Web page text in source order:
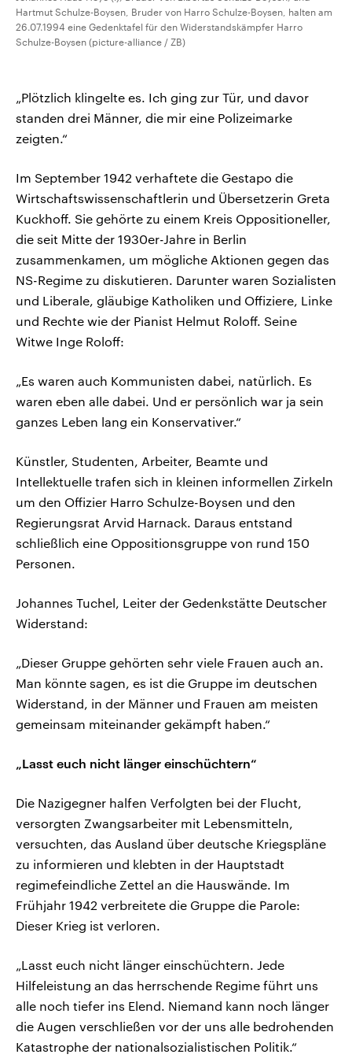
Hartmut Schulze-Boysen, Bruder von Harro Schulze-Boysen, halten am
26.07.1994 eine Gedenktafel für den Widerstandskämpfer Harro
Schulze-Boysen (picture-alliance / ZB)
„Plötzlich klingelte es. Ich ging zur Tür, und davor
standen drei Männer, die mir eine Polizeimarke
zeigten.“
Im September 1942 verhaftete die Gestapo die
Wirtschaftswissenschaftlerin und Übersetzerin Greta
Kuckhoff. Sie gehörte zu einem Kreis Oppositioneller,
die seit Mitte der 1930er-Jahre in Berlin
zusammenkamen, um mögliche Aktionen gegen das
NS-Regime zu diskutieren. Darunter waren Sozialisten
und Liberale, gläubige Katholiken und Offiziere, Linke
und Rechte wie der Pianist Helmut Roloff. Seine
Witwe Inge Roloff:
„Es waren auch Kommunisten dabei, natürlich. Es
waren eben alle dabei. Und er persönlich war ja sein
ganzes Leben lang ein Konservativer.“
Künstler, Studenten, Arbeiter, Beamte und
Intellektuelle trafen sich in kleinen informellen Zirkeln
um den Offizier Harro Schulze-Boysen und den
Regierungsrat Arvid Harnack. Daraus entstand
schließlich eine Oppositionsgruppe von rund 150
Personen.
Johannes Tuchel, Leiter der Gedenkstätte Deutscher
Widerstand:
„Dieser Gruppe gehörten sehr viele Frauen auch an.
Man könnte sagen, es ist die Gruppe im deutschen
Widerstand, in der Männer und Frauen am meisten
gemeinsam miteinander gekämpft haben.“
„Lasst euch nicht länger einschüchtern“
Die Nazigegner halfen Verfolgten bei der Flucht,
versorgten Zwangsarbeiter mit Lebensmitteln,
versuchten, das Ausland über deutsche Kriegspläne
zu informieren und klebten in der Hauptstadt
regimefeindliche Zettel an die Hauswände. Im
Frühjahr 1942 verbreitete die Gruppe die Parole:
Dieser Krieg ist verloren.
„Lasst euch nicht länger einschüchtern. Jede
Hilfeleistung an das herrschende Regime führt uns
alle noch tiefer ins Elend. Niemand kann noch länger
die Augen verschließen vor der uns alle bedrohenden
Katastrophe der nationalsozialistischen Politik.“